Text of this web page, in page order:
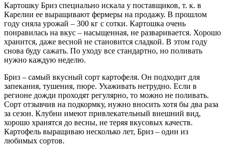
Картошку Бриз специально искала у поставщиков, т. к. в
Карелии ее выращивают фермеры на продажу. В прошлом
году сняла урожай – 300 кг с сотки. Картошка очень
понравилась на вкус – насыщенная, не разваривается. Хорошо
хранится, даже весной не становится сладкой. В этом году
снова буду сажать. По уходу все стандартно, но поливать
нужно каждую неделю.
Бриз – самый вкусный сорт картофеля. Он подходит для
запекания, тушения, пюре. Ухаживать нетрудно. Если в
регионе дожди проходят регулярно, то можно не поливать.
Сорт отзывчив на подкормку, нужно вносить хотя бы два раза
за сезон. Клубни имеют привлекательный внешний вид,
хорошо хранятся до весны, не теряя вкусовых качеств.
Картофель выращиваю несколько лет, Бриз – один из
любимых сортов.